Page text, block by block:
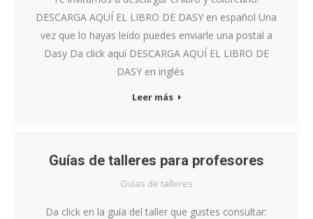
DESCARGA AQUÍ EL LIBRO DE DASY en español Una
vez que lo hayas leído puedes enviarle una postal a
Dasy Da click aquí DESCARGA AQUÍ EL LIBRO DE
DASY en inglés
Leer más
Guías de talleres para profesores
Guías de talleres
Da click en la guía del taller que gustes consultar: